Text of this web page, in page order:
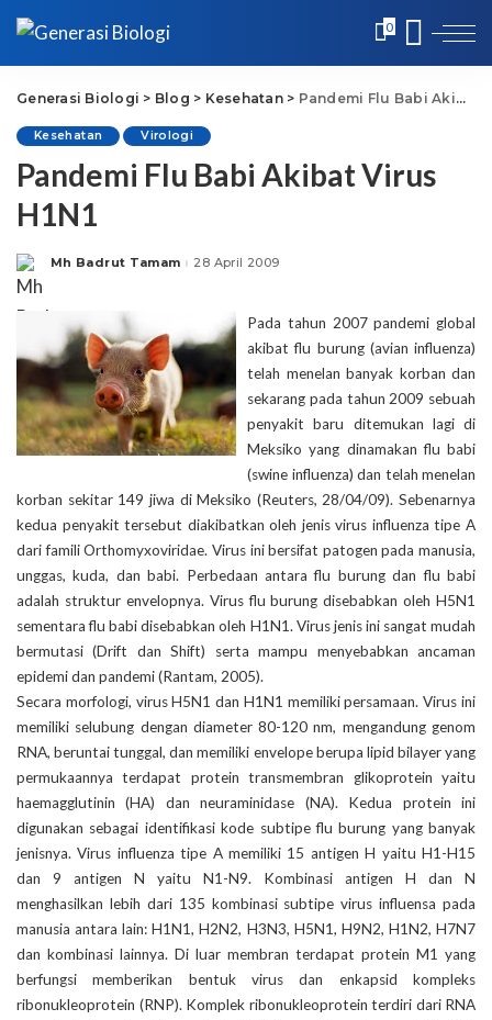
0
Generasi Biologi > Blog > Kesehatan> Pandemi Flu Babi Akibat Virus H1N1
Kesehatan Virologi
Pandemi Flu Babi Akibat Virus
H1N1
Posted
Mh Badrut Tamam 28 April 2009
Pada tahun 2007 pandemi global
akibat flu burung (avian influenza)
telah menelan banyak korban dan
sekarang pada tahun 2009 sebuah
penyakit baru ditemukan lagi di
Meksiko yang dinamakan flu babi
(swine influenza) dan telah menelan
korban sekitar 149 jiwa di Meksiko (Reuters, 28/04/09). Sebenarnya
kedua penyakit tersebut diakibatkan oleh jenis virus influenza tipe A
dari famili Orthomyxoviridae. Virus ini bersifat patogen pada manusia,
unggas, kuda, dan babi. Perbedaan antara flu burung dan flu babi
adalah struktur envelopnya. Virus flu burung disebabkan oleh H5N1
sementara flu babi disebabkan oleh H1N1. Virus jenis ini sangat mudah
bermutasi (Drift dan Shift) serta mampu menyebabkan ancaman
epidemi dan pandemi (Rantam, 2005).
Secara morfologi, virus H5N1 dan H1N1 memiliki persamaan. Virus ini
memiliki selubung dengan diameter 80-120 nm, mengandung genom
RNA, beruntai tunggal, dan memiliki envelope berupa lipid bilayer yang
permukaannya terdapat protein transmembran glikoprotein yaitu
haemagglutinin (HA) dan neuraminidase (NA). Kedua protein ini
digunakan sebagai identifikasi kode subtipe flu burung yang banyak
jenisnya. Virus influenza tipe A memiliki 15 antigen H yaitu H1-H15
dan 9 antigen N yaitu N1-N9. Kombinasi antigen H dan N
menghasilkan lebih dari 135 kombinasi subtipe virus influensa pada
manusia antara lain: H1N1, H2N2, H3N3, H5N1, H9N2, H1N2, H7N7
dan kombinasi lainnya. Di luar membran terdapat protein M1 yang
berfungsi memberikan bentuk virus dan enkapsid kompleks
ribonukleoprotein (RNP). Komplek ribonukleoprotein terdiri dari RNA